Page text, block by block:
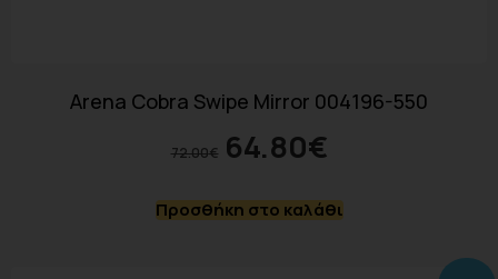
Arena Cobra Swipe Mirror 004196-550
72.00€ 64.80€
Προσθήκη στο καλάθι